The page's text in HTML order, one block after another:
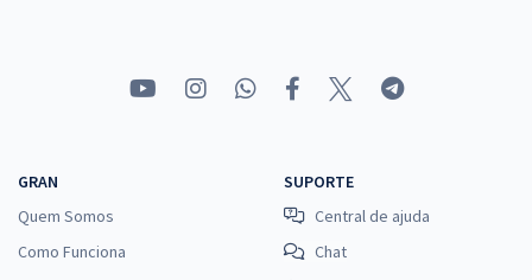
GRAN
Quem Somos
Como Funciona
SUPORTE
Central de ajuda
Chat